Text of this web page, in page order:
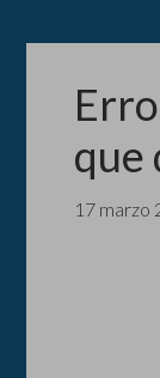
que
17 marzo